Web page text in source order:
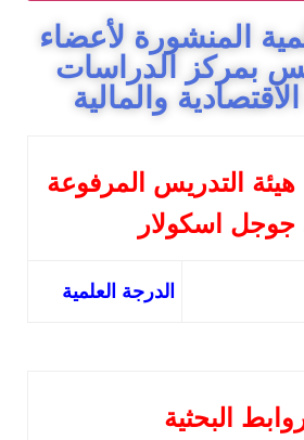
المنشورة لأعضاء
بمركز الدراسات
والمالية
هيئة التدريس المرفوعة
اسكولار
الدرجة العلمية
البحثية